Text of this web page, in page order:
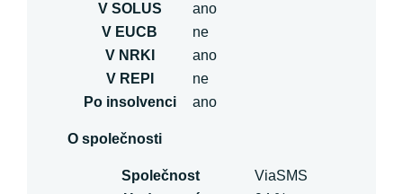
V SOLUS
ano
V EUCB
ne
V NRKI
ano
V REPI
ne
Po insolvenci
ano
O společnosti
Společnost
ViaSMS